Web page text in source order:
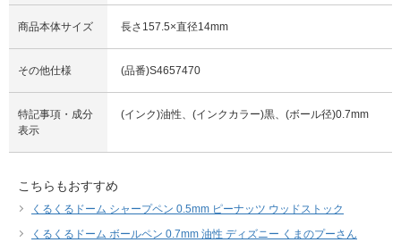
商品本体サイズ 長さ157.5×直径14mm
その他仕様 (品番)S4657470
特記事項・成分
表示
(インク)油性、(インクカラー)黒、(ボール径)0.7mm
こちらもおすすめ
くるくるドーム シャープペン 0.5mm ピーナッツ ウッドストック
くるくるドーム ボールペン 0.7mm 油性 ディズニー くまのプーさん